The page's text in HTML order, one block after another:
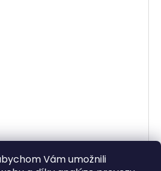
Vám umožnili